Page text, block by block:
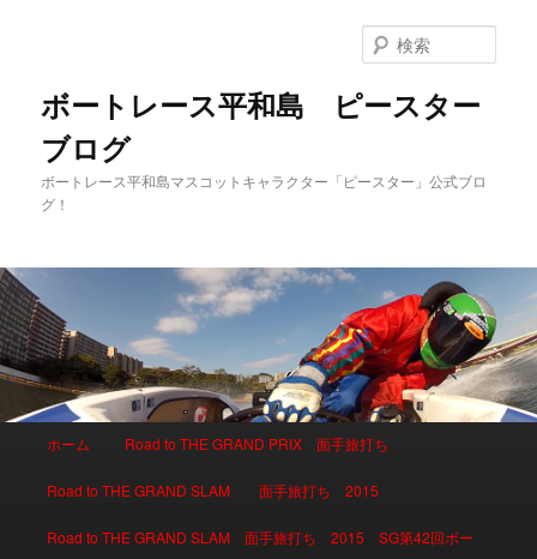
ボートレース平和島 ピースター
ブログ
ボートレース平和島マスコットキャラクター「ピースター」公式ブロ
グ！
索
メインコンテンツへ移動
サブコンテンツへ移動
ホーム Road to THE GRAND PRIX 面手旅打ち
Road to THE GRAND SLAM 面手旅打ち 2015
Road to THE GRAND SLAM 面手旅打ち 2015 SG第42回ボー